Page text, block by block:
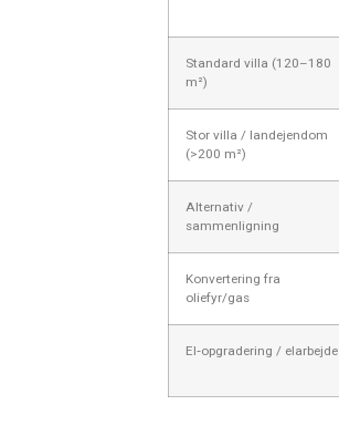
Standard villa (120–180
m²)
Stor villa / landejendom
(>200 m²)
Alternativ /
sammenligning
Konvertering fra
oliefyr/gas
El‑opgradering / elarbejde